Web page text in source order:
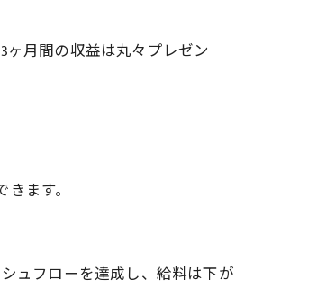
月間の収益は丸々プレゼン
ます。
ュフローを達成し、給料は下が